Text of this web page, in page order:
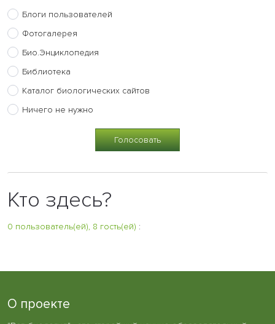
Блоги пользователей
Фотогалерея
Био.Энциклопедия
Библиотека
Каталог биологических сайтов
Ничего не нужно
Кто здесь?
0 пользователь(ей), 8 гость(ей) :
О проекте